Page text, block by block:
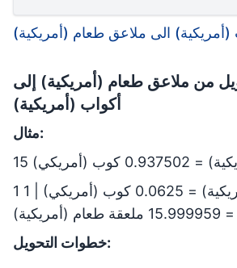
الى ملاعق طعام (أمريكية)
من ملاعق طعام (أمريكية) إلى
أكواب (أمريكية)
مثال:
كوب (أمريكي)
1 ملعقة طعام (أمريكية) = 0.0625 كوب (أمريكي) | 1
خطوات التحويل: